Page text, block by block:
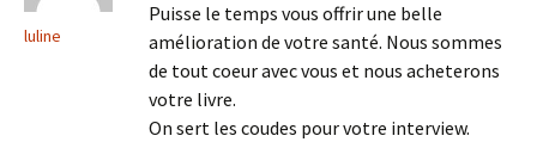
luline
Puisse le temps vous offrir une belle
amélioration de votre santé. Nous sommes
de tout coeur avec vous et nous acheterons
votre livre.
On sert les coudes pour votre interview.